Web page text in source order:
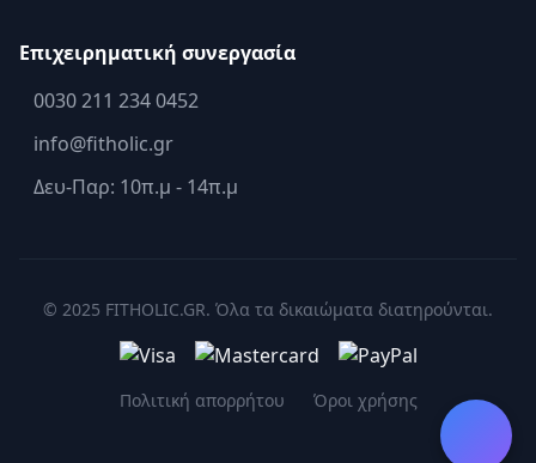
Επιχειρηματική συνεργασία
0030 211 234 0452
info@fitholic.gr
Δευ-Παρ: 10π.μ - 14π.μ
© 2025 FITHOLIC.GR. Όλα τα δικαιώματα διατηρούνται.
Πολιτική απορρήτου Όροι χρήσης